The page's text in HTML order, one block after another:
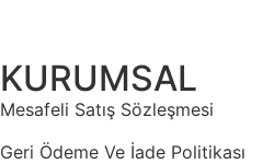
KURUMSAL
Mesafeli Satış Sözleşmesi
Geri Ödeme Ve İade Politikası